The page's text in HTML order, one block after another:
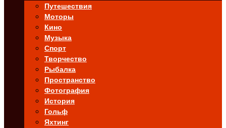
Путешествия
Моторы
Кино
Музыка
Спорт
Творчество
Рыбалка
Пространство
Фотография
История
Гольф
Яхтинг